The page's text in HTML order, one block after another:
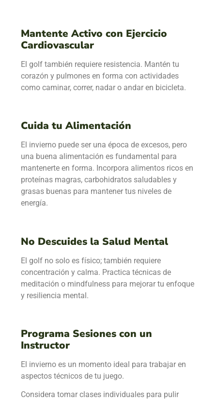
Mantente Activo con Ejercicio
Cardiovascular
El golf también requiere resistencia. Mantén tu
corazón y pulmones en forma con actividades
como caminar, correr, nadar o andar en bicicleta.
Cuida tu Alimentación
El invierno puede ser una época de excesos, pero
una buena alimentación es fundamental para
mantenerte en forma. Incorpora alimentos ricos en
proteínas magras, carbohidratos saludables y
grasas buenas para mantener tus niveles de
energía.
No Descuides la Salud Mental
El golf no solo es físico; también requiere
concentración y calma. Practica técnicas de
meditación o mindfulness para mejorar tu enfoque
y resiliencia mental.
Programa Sesiones con un
Instructor
El invierno es un momento ideal para trabajar en
aspectos técnicos de tu juego.
Considera tomar clases individuales para pulir